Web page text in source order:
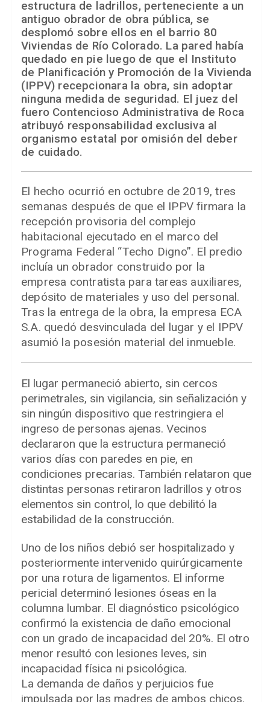
estructura de ladrillos, perteneciente a un
antiguo obrador de obra pública, se
desplomó sobre ellos en el barrio 80
Viviendas de Río Colorado. La pared había
quedado en pie luego de que el Instituto
de Planificación y Promoción de la Vivienda
(IPPV) recepcionara la obra, sin adoptar
ninguna medida de seguridad. El juez del
fuero Contencioso Administrativa de Roca
atribuyó responsabilidad exclusiva al
organismo estatal por omisión del deber
de cuidado.
El hecho ocurrió en octubre de 2019, tres
semanas después de que el IPPV firmara la
recepción provisoria del complejo
habitacional ejecutado en el marco del
Programa Federal “Techo Digno”. El predio
incluía un obrador construido por la
empresa contratista para tareas auxiliares,
depósito de materiales y uso del personal.
Tras la entrega de la obra, la empresa ECA
S.A. quedó desvinculada del lugar y el IPPV
asumió la posesión material del inmueble.
El lugar permaneció abierto, sin cercos
perimetrales, sin vigilancia, sin señalización y
sin ningún dispositivo que restringiera el
ingreso de personas ajenas. Vecinos
declararon que la estructura permaneció
varios días con paredes en pie, en
condiciones precarias. También relataron que
distintas personas retiraron ladrillos y otros
elementos sin control, lo que debilitó la
estabilidad de la construcción.
Uno de los niños debió ser hospitalizado y
posteriormente intervenido quirúrgicamente
por una rotura de ligamentos. El informe
pericial determinó lesiones óseas en la
columna lumbar. El diagnóstico psicológico
confirmó la existencia de daño emocional
con un grado de incapacidad del 20%. El otro
menor resultó con lesiones leves, sin
incapacidad física ni psicológica.
La demanda de daños y perjuicios fue
impulsada por las madres de ambos chicos.